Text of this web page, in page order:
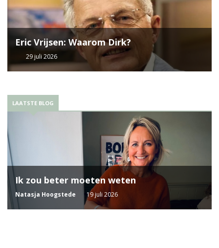
Eric Vrijsen: Waarom Dirk?
29 juli 2026
LAATSTE BLOG
Ik zou beter moeten weten
Natasja Hoogstede 19 juli 2026